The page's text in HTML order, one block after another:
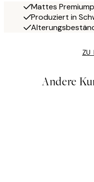
Mattes
Produziert in
ZU
Andere